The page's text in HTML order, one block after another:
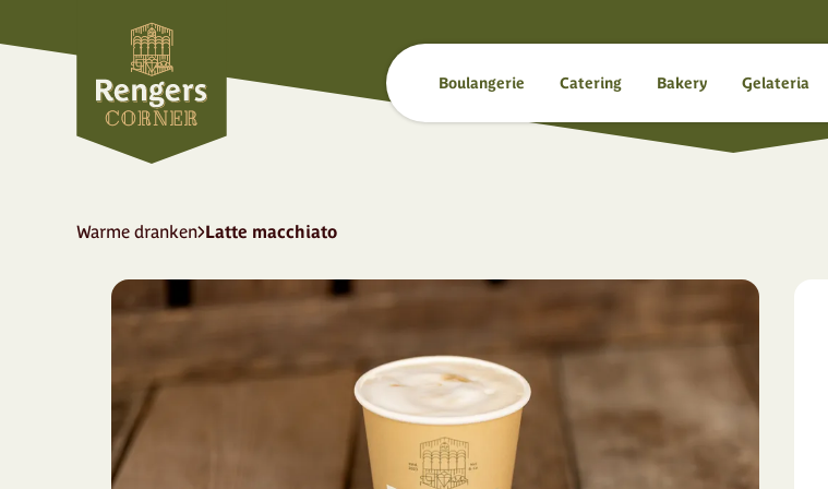
Boulangerie Catering Bakery Gelateria
Warme dranken Latte macchiato